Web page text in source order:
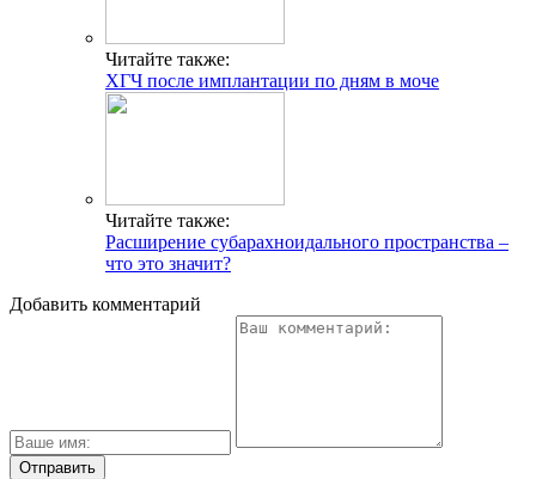
Читайте также:
ХГЧ после имплантации по дням в моче
Читайте также:
Расширение субарахноидального пространства –
что это значит?
Добавить комментарий